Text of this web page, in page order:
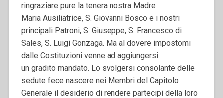
ringraziare pure la tenera nostra Madre
Maria Ausiliatrice, S. Giovanni Bosco e i nostri
principali Patroni, S. Giuseppe, S. Francesco di
Sales, S. Luigi Gonzaga. Ma al dovere impostomi
dalle Costituzioni venne ad aggiungersi
un gradito mandato. Lo svolgersi consolante delle
sedute fece nascere nei Membri del Capitolo
Generale il desiderio di rendere partecipi della loro